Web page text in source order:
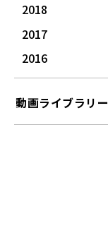
2018
2017
2016
動画ライブラリー